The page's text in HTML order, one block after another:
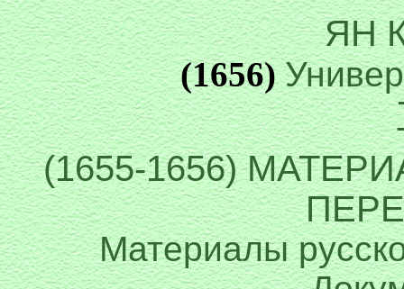
ЯН
(1656)
(1655-1656)
Материалы